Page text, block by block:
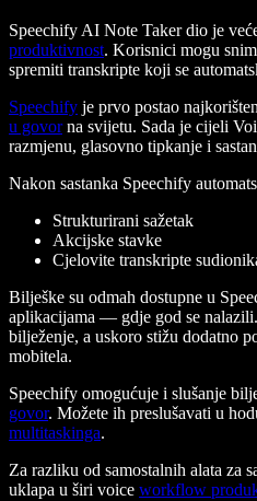
Speechify AI Note Taker dio je
produktivnost. Korisnici mogu
spremiti transkripte koji se
Speechify je prvo postao
u govorna svijetu. Sada je cijeli
razmjenu, glasovno tipkanje i
Nakon sastanka Speechify
Strukturirani sažetak
Akcijske stavke
Cjelovite transkripte
Bilješke su odmah dostupne u
aplikacijama — gdje god se
bilježenje, a uskoro stižu dodatno
mobitela.
Speechify omogućuje i slušanje
govor. Možete ih preslušavati u
multitaskinga.
Za razliku od samostalnih alata za
uklapa u širi voice workflow